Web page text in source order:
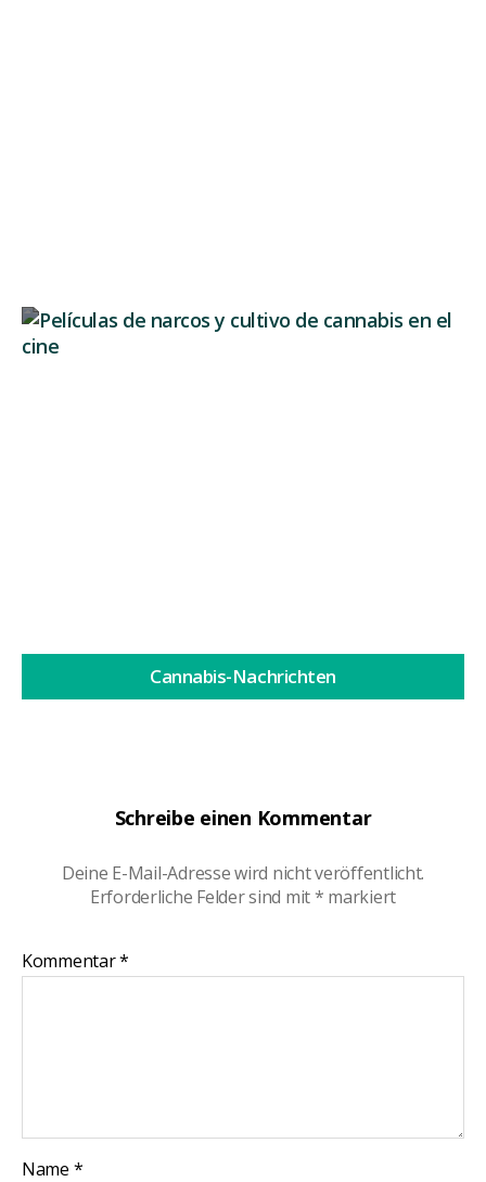
Schreibe einen Kommentar
Deine E-Mail-Adresse wird nicht veröffentlicht.
Erforderliche Felder sind mit* markiert
Kommentar*
Name *
Cannabis-Nachrichten